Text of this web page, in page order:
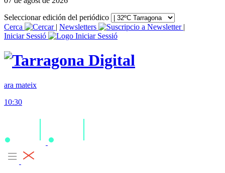
Seleccionar edición del periódico
Cerca
| Newsletters
|
Iniciar Sessió
ara mateix
10:30